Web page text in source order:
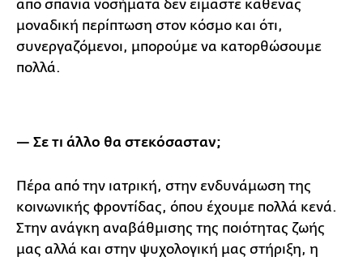
από σπάνια νοσήματα δεν είμαστε καθένας
μοναδική περίπτωση στον κόσμο και ότι,
συνεργαζόμενοι, μπορούμε να κατορθώσουμε
πολλά.
— Σε τι άλλο θα στεκόσασταν;
Πέρα από την ιατρική, στην ενδυνάμωση της
κοινωνικής φροντίδας, όπου έχουμε πολλά κενά.
Στην ανάγκη αναβάθμισης της ποιότητας ζωής
μας αλλά και στην ψυχολογική μας στήριξη, η